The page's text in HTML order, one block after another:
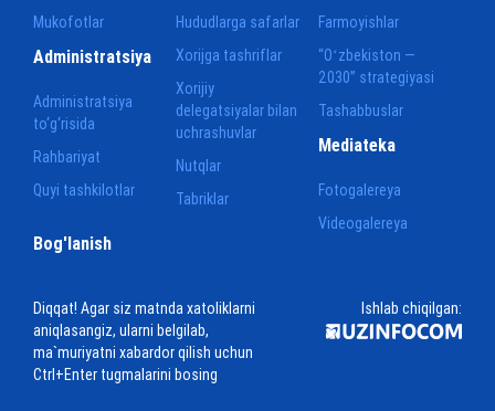
Mukofotlar
Hududlarga safarlar
Xorijga tashriflar
Xorijiy
delegatsiyalar bilan
uchrashuvlar
Nutqlar
Tabriklar
Farmoyishlar
“Oʻzbekiston —
2030” strategiyasi
Tashabbuslar
Administratsiya
Administratsiya
to‘g‘risida
Rahbariyat
Quyi tashkilotlar
Mediateka
Fotogalereya
Videogalereya
Bog'lanish
Diqqat! Agar siz matnda xatoliklarni
aniqlasangiz, ularni belgilab,
ma`muriyatni xabardor qilish uchun
Ctrl+Enter tugmalarini bosing
Ishlab chiqilgan: